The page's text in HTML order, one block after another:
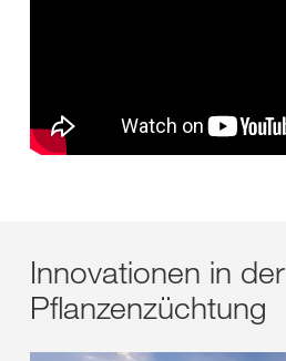
Innovationen in der
Pflanzenzüchtung